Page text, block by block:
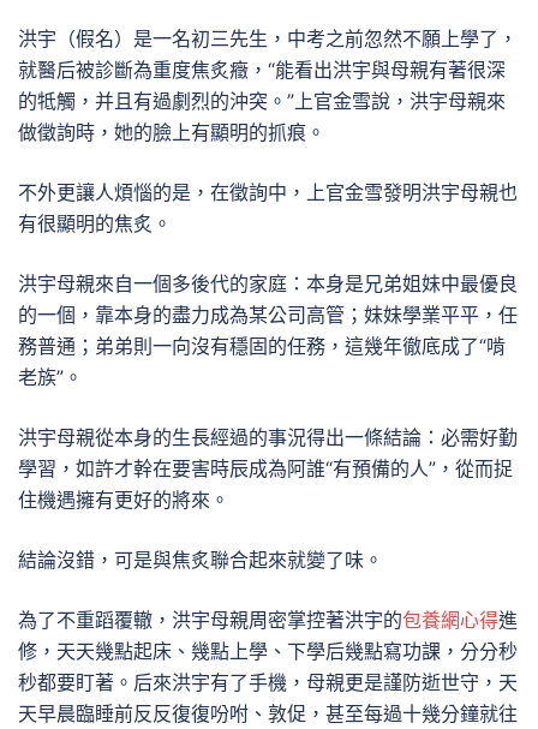
洪宇（假名）是一名初三先生，中考之前忽然不願上學了，
就醫后被診斷為重度焦炙癥，“能看出洪宇與母親有著很深
的牴觸，并且有過劇烈的沖突。”上官金雪說，洪宇母親來
做徵詢時，她的臉上有顯明的抓痕。
不外更讓人煩惱的是，在徵詢中，上官金雪發明洪宇母親也
有很顯明的焦炙。
洪宇母親來自一個多後代的家庭：本身是兄弟姐妹中最優良
的一個，靠本身的盡力成為某公司高管；妹妹學業平平，任
務普通；弟弟則一向沒有穩固的任務，這幾年徹底成了“啃
老族”。
洪宇母親從本身的生長經過的事況得出一條結論：必需好勤
學習，如許才幹在要害時辰成為阿誰“有預備的人”，從而捉
住機遇擁有更好的將來。
結論沒錯，可是與焦炙聯合起來就變了味。
為了不重蹈覆轍，洪宇母親周密掌控著洪宇的包養網心得進
修，天天幾點起床、幾點上學、下學后幾點寫功課，分分秒
秒都要盯著。后來洪宇有了手機，母親更是謹防逝世守，天
天早晨臨睡前反反復復吩咐、敦促，甚至每過十幾分鐘就往